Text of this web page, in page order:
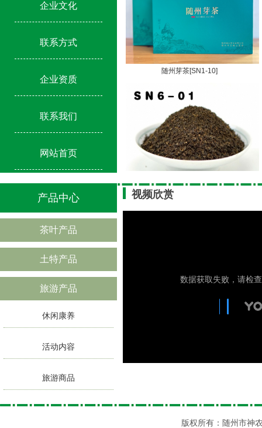
企业文化
联系方式
企业资质
联系我们
网站首页
随州芽茶[SN1-10]
产品中心
茶叶产品
土特产品
旅游产品
休闲康养
活动内容
旅游商品
视频欣赏
版权所有：随州市